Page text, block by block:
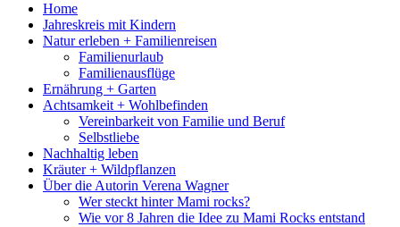
Home
Jahreskreis mit Kindern
Natur erleben + Familienreisen
Familienurlaub
Familienausflüge
Ernährung + Garten
Achtsamkeit + Wohlbefinden
Vereinbarkeit von Familie und Beruf
Selbstliebe
Nachhaltig leben
Kräuter + Wildpflanzen
Über die Autorin Verena Wagner
Wer steckt hinter Mami rocks?
Wie vor 8 Jahren die Idee zu Mami Rocks entstand